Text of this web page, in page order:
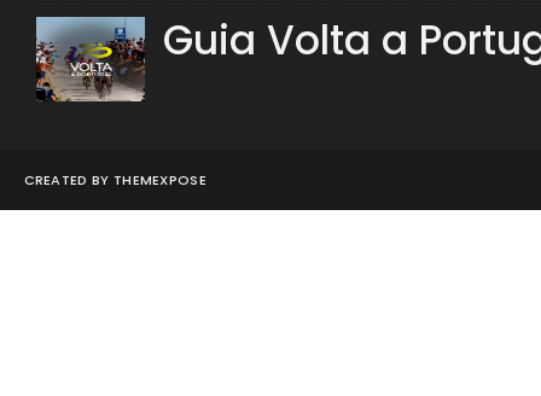
Guia Volta a
CREATED BY THEMEXPOSE